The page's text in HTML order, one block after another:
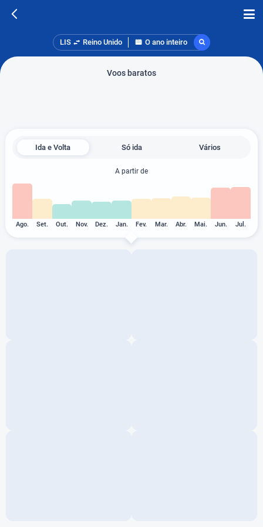
LIS Reino Unido O ano inteiro
Voos baratos
Ida e Volta Só ida Vários
A partir de
Ago. Set. Out. Nov. Dez. Jan. Fev. Mar. Abr. Mai. Jun. Jul.